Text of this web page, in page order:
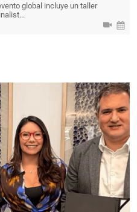
global incluye un taller